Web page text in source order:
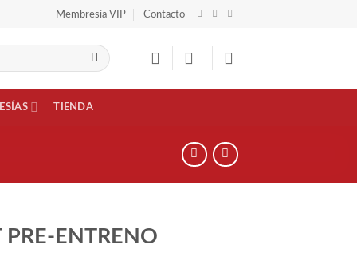
Membresía VIP Contacto
TIENDA
PRE-ENTRENO